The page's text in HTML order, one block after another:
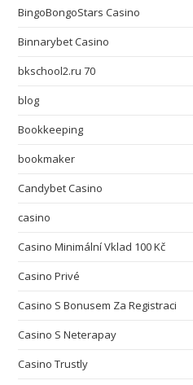
BingoBongoStars Casino
Binnarybet Casino
bkschool2.ru 70
blog
Bookkeeping
bookmaker
Candybet Casino
casino
Casino Minimální Vklad 100 Kč
Casino Privé
Casino S Bonusem Za Registraci
Casino S Neterapay
Casino Trustly